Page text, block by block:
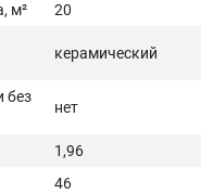
м²
20
керамический
без
нет
1,96
46